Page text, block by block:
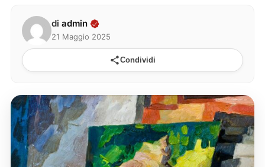
di admin
21 Maggio 2025
Condividi